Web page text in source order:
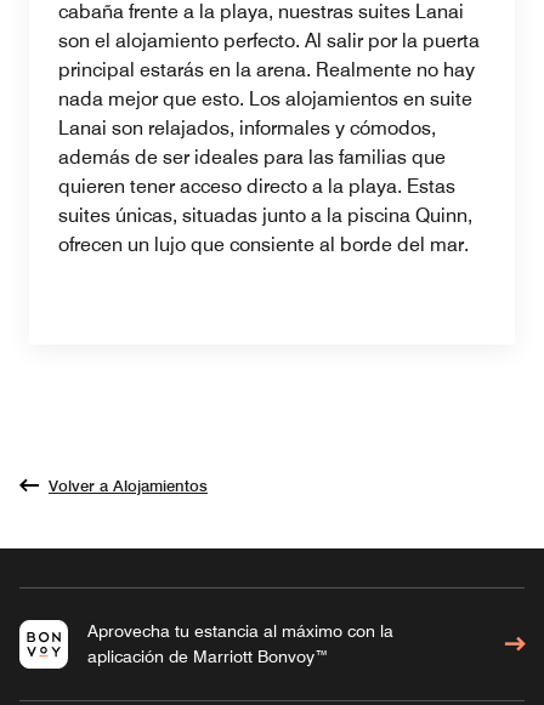
cabaña frente a la playa, nuestras suites Lanai
son el alojamiento perfecto. Al salir por la puerta
principal estarás en la arena. Realmente no hay
nada mejor que esto. Los alojamientos en suite
Lanai son relajados, informales y cómodos,
además de ser ideales para las familias que
quieren tener acceso directo a la playa. Estas
suites únicas, situadas junto a la piscina Quinn,
ofrecen un lujo que consiente al borde del mar.
Volver a Alojamientos
Aprovecha tu estancia al máximo con la
aplicación de Marriott Bonvoy™